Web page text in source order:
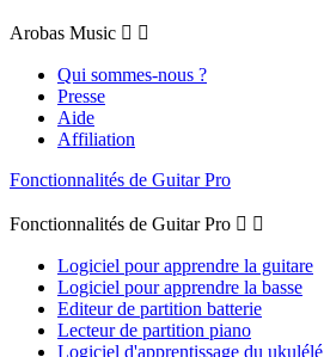
Arobas Music  
Qui sommes-nous ?
Presse
Aide
Affiliation
Fonctionnalités de Guitar Pro
Fonctionnalités de Guitar Pro  
Logiciel pour apprendre la guitare
Logiciel pour apprendre la basse
Editeur de partition batterie
Lecteur de partition piano
Logiciel d'apprentissage du ukulélé